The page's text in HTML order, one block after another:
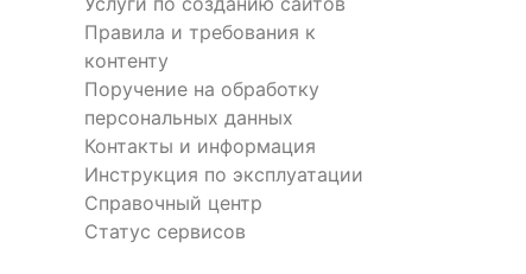
Правила и требования к
контенту
Поручение на обработку
персональных данных
Контакты и информация
Инструкция по эксплуатации
Справочный центр
Статус сервисов